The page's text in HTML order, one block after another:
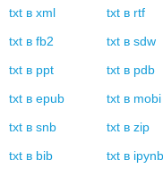
txt в xml txt в rtf
txt в fb2 txt в sdw
txt в ppt txt в pdb
txt в epub txt в mobi
txt в snb txt в zip
txt в bib txt в ipynb